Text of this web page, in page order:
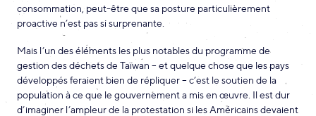
consommation, peut-être que sa posture particulièrement
proactive n’est pas si surprenante.
Mais l’un des éléments les plus notables du programme de
gestion des déchets de Taïwan – et quelque chose que les pays
développés feraient bien de répliquer – c’est le soutien de la
population à ce que le gouvernement a mis en œuvre. Il est dur
d’imaginer l’ampleur de la protestation si les Américains devaient